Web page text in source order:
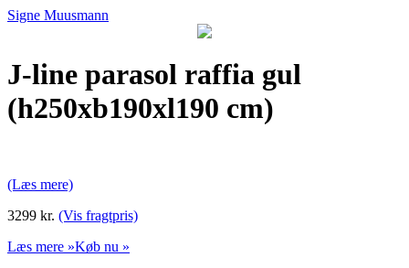
Signe Muusmann
J-line parasol raffia gul
(h250xb190xl190 cm)
(Læs mere)
3299 kr. (Vis fragtpris)
Læs mere »Køb nu »